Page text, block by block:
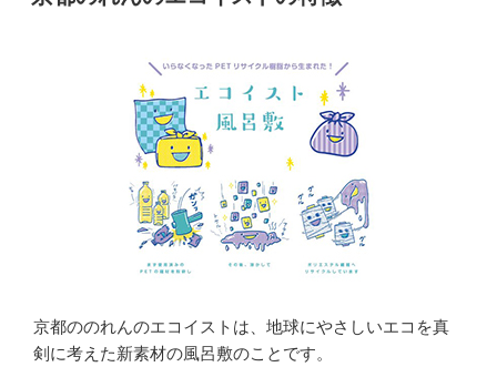
日:
京都ののれんのエコイストは、地球にやさしいエコを真
剣に考えた新素材の風呂敷のことです。